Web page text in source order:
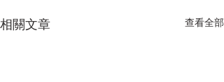
相關文章 查看全部